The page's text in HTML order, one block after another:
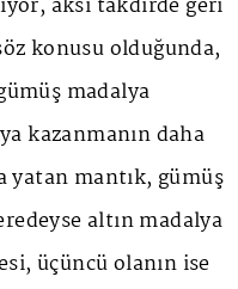
konusu olduğunda,
madalya
kazanmanın daha
mantık, gümüş
altın madalya
üçüncü olanın ise